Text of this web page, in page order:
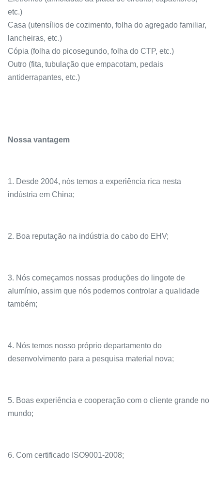
etc.)
Casa (utensílios de cozimento, folha do agregado familiar,
lancheiras, etc.)
Cópia (folha do picosegundo, folha do CTP, etc.)
Outro (fita, tubulação que empacotam, pedais
antiderrapantes, etc.)
Nossa vantagem
1. Desde 2004, nós temos a experiência rica nesta
indústria em China;
2. Boa reputação na indústria do cabo do EHV;
3. Nós começamos nossas produções do lingote de
alumínio, assim que nós podemos controlar a qualidade
também;
4. Nós temos nosso próprio departamento do
desenvolvimento para a pesquisa material nova;
5. Boas experiência e cooperação com o cliente grande no
mundo;
6. Com certificado ISO9001-2008;